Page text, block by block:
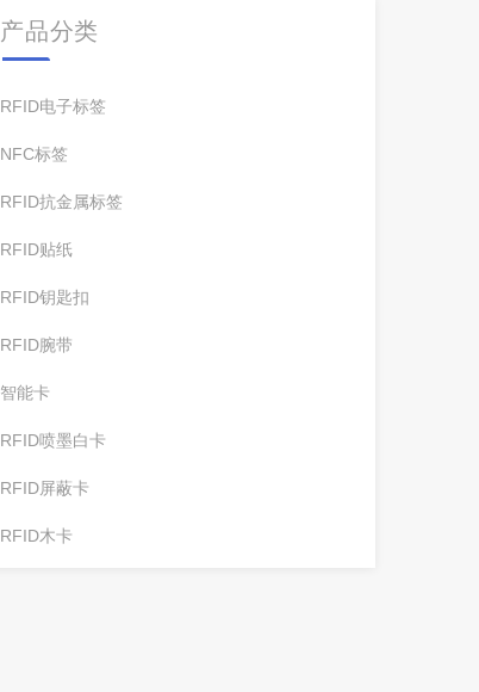
产品分类
RFID电子标签
NFC标签
RFID抗金属标签
RFID贴纸
RFID钥匙扣
RFID腕带
智能卡
RFID喷墨白卡
RFID屏蔽卡
RFID木卡